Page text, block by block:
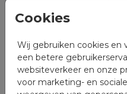
Cookies
Wij gebruiken cookies en
een betere
websiteverkeer en onze
voor marketing- en